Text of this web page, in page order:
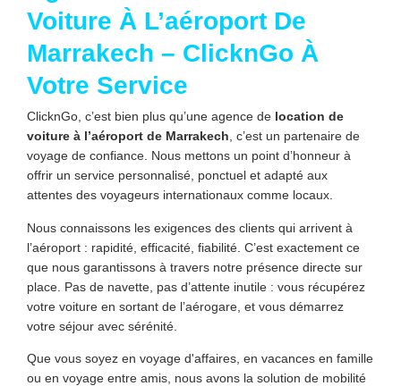
Voiture À L’aéroport De
Marrakech – ClicknGo À
Votre Service
ClicknGo, c’est bien plus qu’une agence de location de
voiture à l’aéroport de Marrakech , c’est un partenaire de
voyage de confiance. Nous mettons un point d’honneur à
offrir un service personnalisé, ponctuel et adapté aux
attentes des voyageurs internationaux comme locaux.
Nous connaissons les exigences des clients qui arrivent à
l’aéroport : rapidité, efficacité, fiabilité. C’est exactement ce
que nous garantissons à travers notre présence directe sur
place. Pas de navette, pas d’attente inutile : vous récupérez
votre voiture en sortant de l’aérogare, et vous démarrez
votre séjour avec sérénité.
Que vous soyez en voyage d'affaires, en vacances en famille
ou en voyage entre amis, nous avons la solution de mobilité